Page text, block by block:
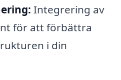
Integrering av
för att förbättra
i din